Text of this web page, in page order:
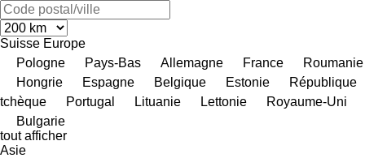
Suisse Europe
Pologne
Pays-Bas Allemagne France
Roumanie
Hongrie
Espagne Belgique Estonie
République
tchèque
Portugal Lituanie Lettonie
Royaume-Uni
Bulgarie
tout afficher
Asie